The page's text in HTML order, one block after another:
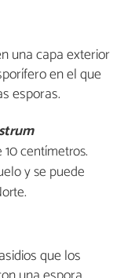
una capa exterior
en el que
esporas.
centímetros.
y se puede
que los